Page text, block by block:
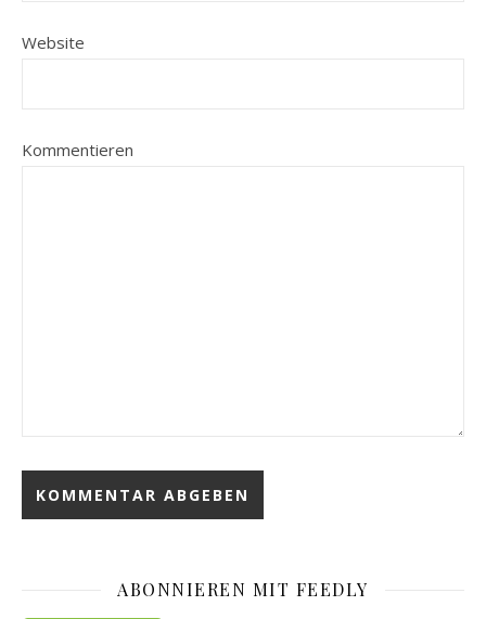
Website
Kommentieren
ABONNIEREN MIT FEEDLY